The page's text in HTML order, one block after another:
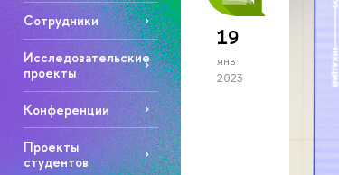
Сотрудники
Исследовательские
проекты
Конференции
Проекты
студентов
19
янв
2023